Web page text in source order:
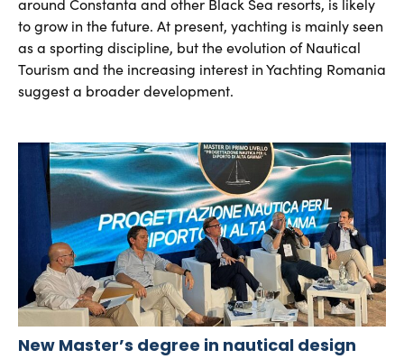
to grow in the future. At present, yachting is mainly seen
as a sporting discipline, but the evolution of Nautical
Tourism and the increasing interest in Yachting Romania
suggest a broader development.
New Master’s degree in nautical design